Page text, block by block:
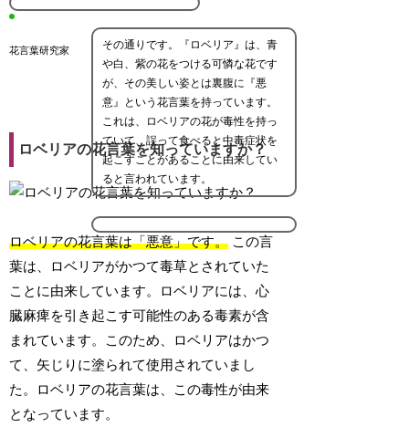
花言葉研究家
その通りです。『ロベリア』は、青
や白、紫の花をつける可憐な花です
が、その美しい姿とは裏腹に『悪
意』という花言葉を持っています。
これは、ロベリアの花が毒性を持っ
ていて、誤って食べると中毒症状を
起こすことがあることに由来してい
ると言われています。
ロベリアの花言葉を知っていますか？
ロベリアの花言葉は「悪意」です。 この言
葉は、ロベリアがかつて毒草とされていた
ことに由来しています。ロベリアには、心
臓麻痺を引き起こす可能性のある毒素が含
まれています。このため、ロベリアはかつ
て、矢じりに塗られて使用されていまし
た。ロベリアの花言葉は、この毒性が由来
となっています。